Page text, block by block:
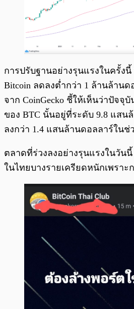
การปรับฐานอย่างรุนแรงในครั้ง
Bitcoin ลดลงต่ำกว่า 1 ล้านล้าน
จาก CoinGecko ชี้ให้เห็นว่าปัจจุ
ของ BTC นั้นอยู่ที่ระดับ 9.8 แสน
ลงกว่า 1.4 แสนล้านดอลลาร์ในช่
ตลาดที่ร่วงลงอย่างรุนแรงในวัน
ในไทยบางรายเครียดหนักเพรา